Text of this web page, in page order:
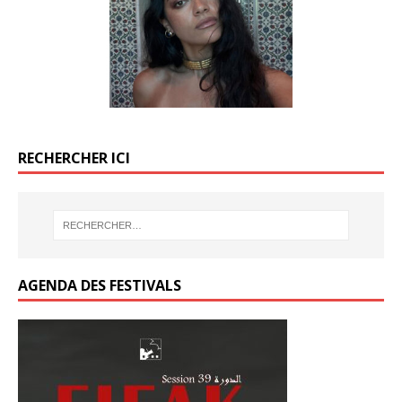
RECHERCHER ICI
AGENDA DES FESTIVALS